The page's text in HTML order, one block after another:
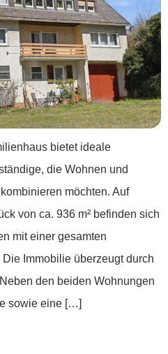
bietet ideale
die Wohnen und
möchten. Auf
von ca. 936 m² befinden sich
mit einer gesamten
Immobilie überzeugt durch
den beiden Wohnungen
sowie eine […]